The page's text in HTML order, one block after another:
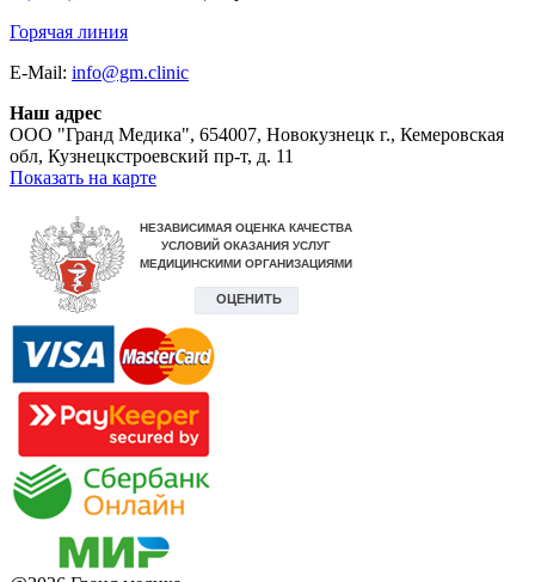
Горячая линия
E-Mail: info@gm.clinic
Наш адрес
ООО "Гранд Медика", 654007, Новокузнецк г., Кемеровская
обл, Кузнецкстроевский пр-т, д. 11
Показать на карте